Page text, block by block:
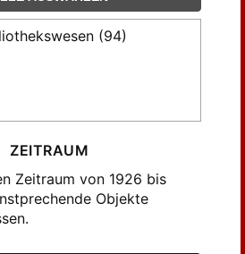
(94)
ZEITRAUM
Zeitraum von 1926 bis
Objekte